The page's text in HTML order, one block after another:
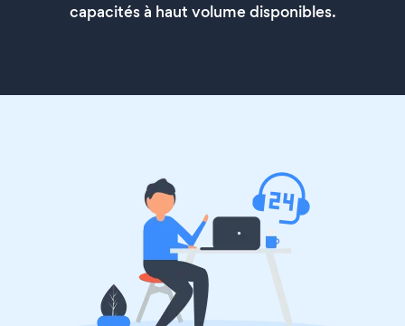
capacités à haut volume disponibles.